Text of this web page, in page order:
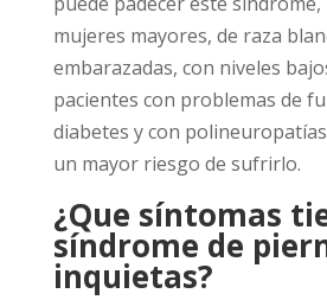
mujeres mayores, de raza
embarazadas, con niveles
pacientes con problemas de
diabetes y con
un mayor riesgo de sufrirlo.
¿Que síntomas
síndrome de
inquietas?